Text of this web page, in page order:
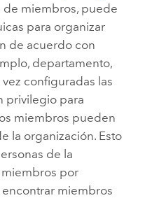
de miembros, puede
para organizar
de acuerdo con
departamento,
configuradas las
privilegio para
miembros pueden
la organización. Esto
de la
por
miembros